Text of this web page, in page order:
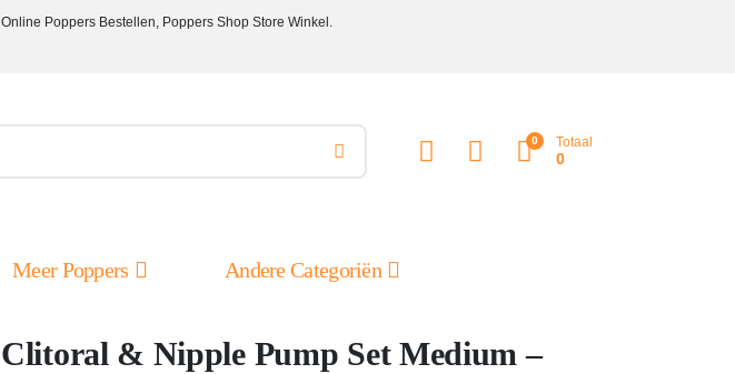
Online Poppers Bestellen, Poppers Shop Store Winkel.
0 Totaal
0
Meer Poppers Andere Categoriën
Clitoral & Nipple Pump Set Medium –